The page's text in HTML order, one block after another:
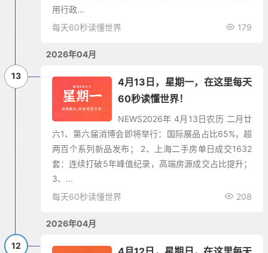
用行政...
每天60秒读懂世界 179
13
4月13日，星期一，在这里每天
60秒读懂世界！
NEWS​2026年 4月13日农历 二月廿
六1、第六届消博会即将举行：国际展品占比65%，超
两百个系列新品发布； 2、上海二手房单日成交1632
套：连续打破5年峰值纪录，高端房源成交占比提升；
3、...
2026年04月
每天60秒读懂世界 208
12
2026年04月